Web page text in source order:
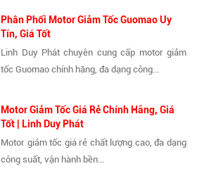
Phân Phối Motor Giảm Tốc Guomao Uy
Tín, Giá Tốt
Linh Duy Phát chuyên cung cấp motor giảm
tốc Guomao chính hãng, đa dạng công...
Motor Giảm Tốc Giá Rẻ Chính Hãng, Giá
Tốt | Linh Duy Phát
Motor giảm tốc giá rẻ chất lượng cao, đa dạng
công suất, vận hành bền...